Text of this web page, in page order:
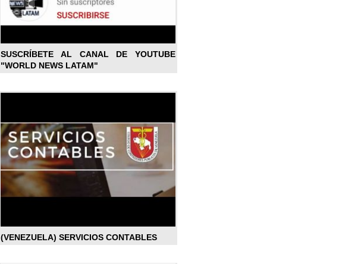
SUSCRÍBETE AL CANAL DE YOUTUBE
"WORLD NEWS LATAM"
(VENEZUELA) SERVICIOS CONTABLES